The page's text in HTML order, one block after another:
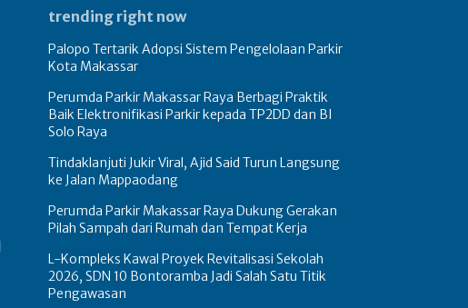
trending right now
Palopo Tertarik Adopsi Sistem Pengelolaan Parkir
Kota Makassar
Perumda Parkir Makassar Raya Berbagi Praktik
Baik Elektronifikasi Parkir kepada TP2DD dan BI
Solo Raya
Tindaklanjuti Jukir Viral, Ajid Said Turun Langsung
ke Jalan Mappaodang
Perumda Parkir Makassar Raya Dukung Gerakan
Pilah Sampah dari Rumah dan Tempat Kerja
L-Kompleks Kawal Proyek Revitalisasi Sekolah
2026, SDN 10 Bontoramba Jadi Salah Satu Titik
Pengawasan